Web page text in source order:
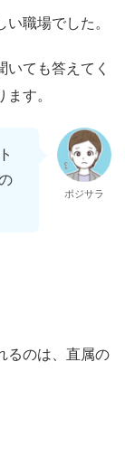
職場でした。
ても答えてく
す。
ポジサラ
るのは、直属の